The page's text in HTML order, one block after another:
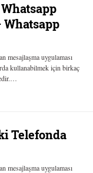
mesajlaşma uygulaması
kullanabilmek için birkaç
Telefonda
mesajlaşma uygulaması